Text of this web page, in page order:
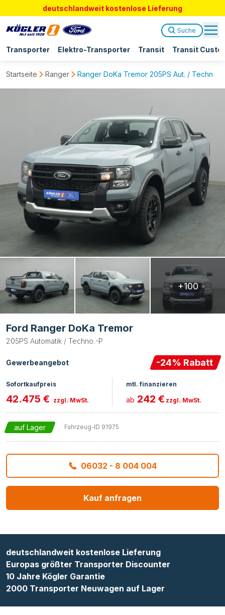
deutschlandweit kostenlose Lieferung
Transporter Elektro-Transporter Transit Transit
Suche
Startseite Ranger Ranger DoKa Tremor 205PS Aut. / Techno.-
+100
Ford Ranger DoKa Tremor
205PS Automatik / Techno.-P
Gewerbeangebot -24% Rabatt
Sofortkaufpreis
42.475 € zzgl. MwSt.
mtl. finanzieren
ab 242 € zzgl. MwSt.
auf Lager Fahrzeug-ID 91975
06032 - 8 004 004
Kauf anfragen
deutschlandweit kostenlose Lieferung
Europas größter Transporter Discounter
10 Jahre Kögler Garantie
2000 Transporter Neuwagen auf Lager